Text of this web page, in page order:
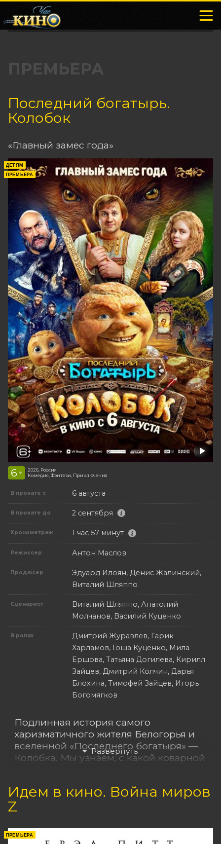
ПРЕМЬЕРА
Последний богатырь.
Колобок
«Главный замес года»
ДЕТЯМ
ПРЕМЬЕРА
6 +
2026, Россия
Комедия, Фэнтези, Приключения
В прокате с 6 августа
В прокате до 2 сентября
Хронометраж 1 час 57 минут
Режиссер Антон Маслов
Продюсер
Эдуард Илоян, Денис Жалинский,
Виталий Шляппо
Сценарист
Виталий Шляппо, Анатолий
Молчанов, Василий Куценко
В ролях
Дмитрий Журавлев, Гарик
Харламов, Гоша Куценко, Мила
Ершова, Татьяна Догилева, Кирилл
Зайцев, Дмитрий Колчин, Дарья
Блохина, Тимофей Зайцев, Игорь
Богомягков
Подлинная история самого
харизматичного жителя Белогорья и
вселенной «Последнего богатыря» —
Колобка. Мы узнаем, с какой коварной
банду разбойников, а потом поневоле
стал напарником неудачливого
по имени Лада.
Идем в кино. Война миров
Z
ПРЕМЬЕРА